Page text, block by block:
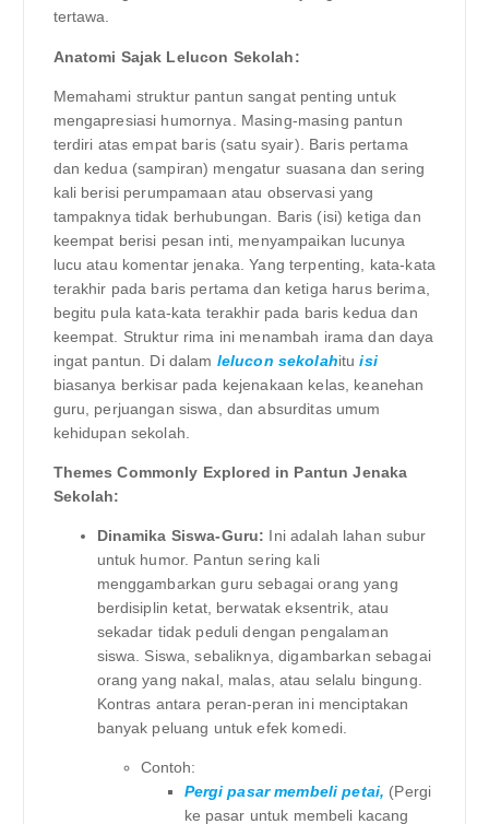
tertawa.
Anatomi Sajak Lelucon Sekolah:
Memahami struktur pantun sangat penting untuk
mengapresiasi humornya. Masing-masing pantun
terdiri atas empat baris (satu syair). Baris pertama
dan kedua (sampiran) mengatur suasana dan sering
kali berisi perumpamaan atau observasi yang
tampaknya tidak berhubungan. Baris (isi) ketiga dan
keempat berisi pesan inti, menyampaikan lucunya
lucu atau komentar jenaka. Yang terpenting, kata-kata
terakhir pada baris pertama dan ketiga harus berima,
begitu pula kata-kata terakhir pada baris kedua dan
keempat. Struktur rima ini menambah irama dan daya
ingat pantun. Di dalam lelucon sekolahituisi
biasanya berkisar pada kejenakaan kelas, keanehan
guru, perjuangan siswa, dan absurditas umum
kehidupan sekolah.
Themes Commonly Explored in Pantun Jenaka
Sekolah:
Dinamika Siswa-Guru: Ini adalah lahan subur
untuk humor. Pantun sering kali
menggambarkan guru sebagai orang yang
berdisiplin ketat, berwatak eksentrik, atau
sekadar tidak peduli dengan pengalaman
siswa. Siswa, sebaliknya, digambarkan sebagai
orang yang nakal, malas, atau selalu bingung.
Kontras antara peran-peran ini menciptakan
banyak peluang untuk efek komedi.
Contoh:
Pergi pasar membeli petai, (Pergi
ke pasar untuk membeli kacang